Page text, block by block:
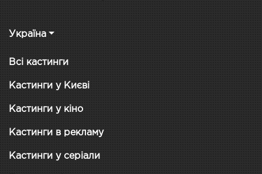
Україна
Всі кастинги
Кастинги у Києві
Кастинги у кіно
Кастинги в рекламу
Кастинги у серіали